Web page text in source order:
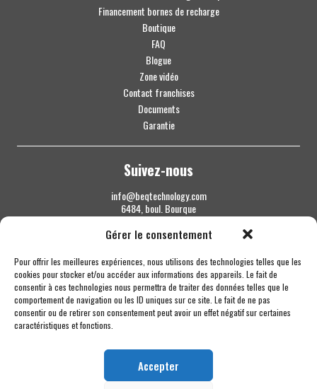
Gérer le consentement
Pour offrir les meilleures expériences, nous utilisons des technologies telles que les
cookies pour stocker et/ou accéder aux informations des appareils. Le fait de
consentir à ces technologies nous permettra de traiter des données telles que le
comportement de navigation ou les ID uniques sur ce site. Le fait de ne pas
consentir ou de retirer son consentement peut avoir un effet négatif sur certaines
caractéristiques et fonctions.
Accepter
Financement bornes de recharge
Boutique
FAQ
Blogue
Zone vidéo
Contact franchises
Documents
Garantie
Suivez-nous
info@beqtechnology.com
6484, boul. Bourque
Sherbrooke QC J1N 1H3
1 844 427-7800